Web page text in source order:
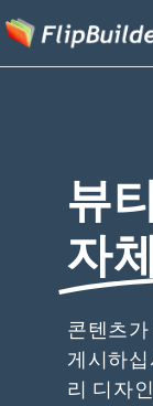
뷰
자
콘텐츠
게시하
리 디자